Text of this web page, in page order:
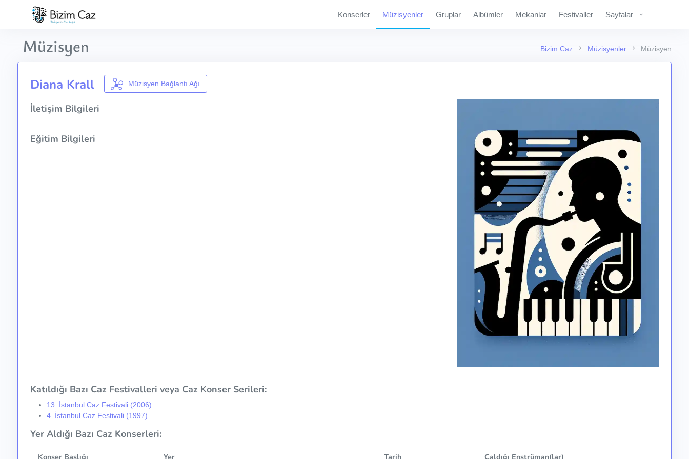
Konserler Müzisyenler Gruplar Albümler Mekanlar Festivaller Sayfalar
Bizim Caz Müzisyenler Müzisyen
Müzisyen
Diana Krall Müzisyen Bağlantı Ağı
İletişim Bilgileri
Eğitim Bilgileri
Katıldığı Bazı Caz Festivalleri veya Caz Konser Serileri:
13. İstanbul Caz Festivali (2006)
4. İstanbul Caz Festivali (1997)
Yer Aldığı Bazı Caz Konserleri:
Konser Başlığı Yer Tarih Çaldığı Enstrüman(lar)